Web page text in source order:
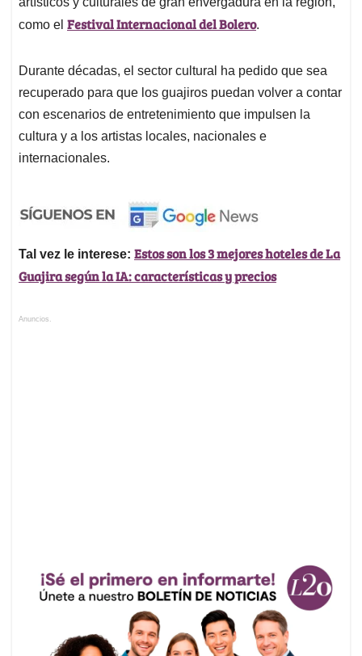
como el Festival Internacional del Bolero.
Durante décadas, el sector cultural ha pedido que sea
recuperado para que los guajiros puedan volver a contar
con escenarios de entretenimiento que impulsen la
cultura y a los artistas locales, nacionales e
internacionales.
Tal vez le interese: Estos son los 3 mejores hoteles de La
Guajira según la IA: características y precios
Anuncios.